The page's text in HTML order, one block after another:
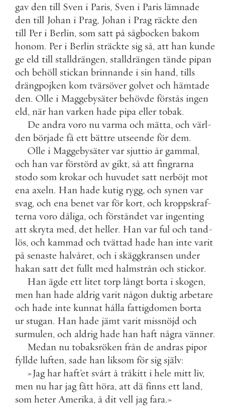
gav den till Sven i Paris, Sven i Paris lämnade
den till Johan i Prag, Johan i Prag räckte den
till Per i Berlin, som satt på sågbocken bakom
honom. Per i Berlin sträckte sig så, att han kunde
ge eld till stalldrängen, stalldrängen tände pipan
och behöll stickan brinnande i sin hand, tills
drängpojken kom tvärsöver golvet och hämtade
den. Olle i Maggebysäter behövde förstås ingen
eld, när han varken hade pipa eller tobak.
De andra voro nu varma och mätta, och värl-
den började få ett bättre utseende för dem.
Olle i Maggebysäter var sjuttio år gammal,
och han var förstörd av gikt, så att fingrarna
stodo som krokar och huvudet satt nerböjt mot
ena axeln. Han hade kutig rygg, och synen var
svag, och ena benet var för kort, och kroppskraf-
terna voro dåliga, och förståndet var ingenting
att skryta med, det heller. Han var ful och tand-
lös, och kammad och tvättad hade han inte varit
på senaste halvåret, och i skäggkransen under
hakan satt det fullt med halmstrån och stickor.
Han ägde ett litet torp långt borta i skogen,
men han hade aldrig varit någon duktig arbetare
och hade inte kunnat hålla fattigdomen borta
ur stugan. Han hade jämt varit missnöjd och
surmulen, och aldrig hade han haft några vänner.
Medan nu tobaksröken från de andras pipor
fyllde luften, sade han liksom för sig själv:
»Jag har haft’et svårt å tråkitt i hele mitt liv,
men nu har jag fått höra, att dä finns ett land,
som heter Amerika, å dit vell jag fara.»